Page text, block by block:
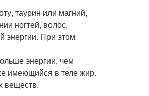
таурин или магний,
ногтей, волос,
энергии. При этом
энергии, чем
имеющийся в теле жир.
веществ.